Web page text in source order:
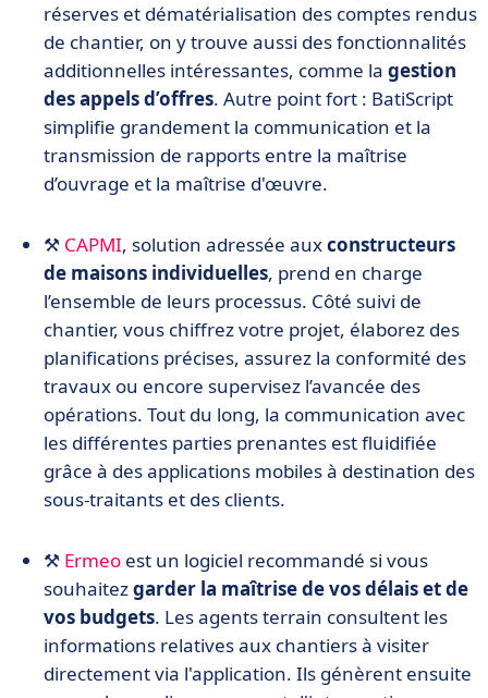
réserves et dématérialisation des comptes rendus
de chantier, on y trouve aussi des fonctionnalités
additionnelles intéressantes, comme la gestion
des appels d’offres. Autre point fort : BatiScript
simplifie grandement la communication et la
transmission de rapports entre la maîtrise
d’ouvrage et la maîtrise d'œuvre.
⚒️ CAPMI, solution adressée auxconstructeurs
de maisons individuelles, prend en charge
l’ensemble de leurs processus. Côté suivi de
chantier, vous chiffrez votre projet, élaborez des
planifications précises, assurez la conformité des
travaux ou encore supervisez l’avancée des
opérations. Tout du long, la communication avec
les différentes parties prenantes est fluidifiée
grâce à des applications mobiles à destination des
sous-traitants et des clients.
⚒️ Ermeo est un logiciel recommandé si vous
souhaitezgarder la maîtrise de vos délais et de
vos budgets. Les agents terrain consultent les
informations relatives aux chantiers à visiter
directement via l'application. Ils génèrent ensuite